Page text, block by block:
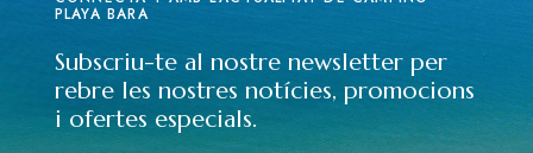
PLAYA BARA
Subscriu-te al nostre newsletter per
rebre les nostres notícies, promocions
i ofertes especials.